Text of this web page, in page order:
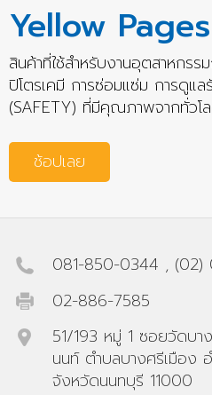
Yellow Pages
สินค้าที่ใช้สำหรับงานอุตสาหกร
ปิโตรเคมี การซ่อมแซ่ม การดูแ
(SAFETY) ที่มีคุณภาพจากทั่วโ
ช้อปเลย
081-850-0344 , (02)
02-886-7585
51/193 หมู่ 1 ซอยวัดบา
นนท์ ตำบลบางศรีเมือง
จังหวัดนนทบุรี 11000